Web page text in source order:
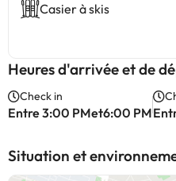
Casier à skis
Heures d'arrivée et de
Check in
Entre 3:00 PMet6:00 PM
Situation et